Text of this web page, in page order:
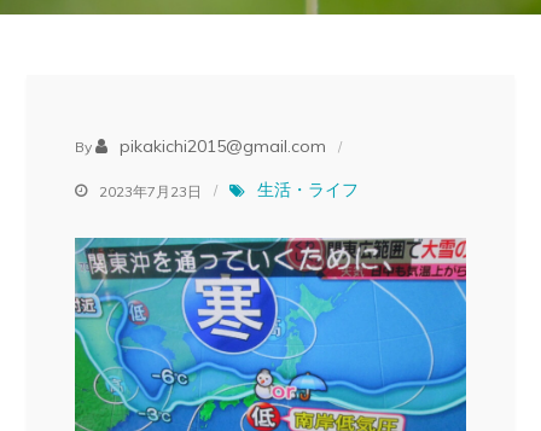
By pikakichi2015@gmail.com
2023年7月23日 生活・ライフ